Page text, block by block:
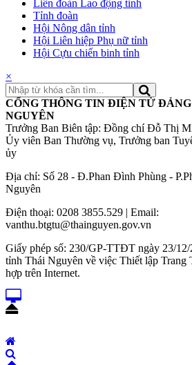
Liên đoàn Lao động tỉnh
Tỉnh đoàn
Hội Nông dân tỉnh
Hội Liên hiệp Phụ nữ tỉnh
Hội Cựu chiến binh tỉnh
×
CỔNG THÔNG TIN ĐIỆN TỬ
NGUYÊN
Trưởng Ban Biên tập: Đồng chí Đỗ Thị
Ủy viên Ban Thường vụ, Trưởng ban
ủy
Địa chỉ: Số 28 - Đ.Phan Đình Phùng -
Nguyên
Điện thoại: 0208 3855.529 | Email:
vanthu.btgtu@thainguyen.gov.vn
Giấy phép số: 230/GP-TTĐT ngày 23/
tỉnh Thái Nguyên về việc Thiết lập Trang
hợp trên Internet.